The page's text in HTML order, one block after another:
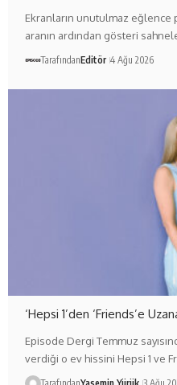
Ekranların unutulmaz eğlence
aranın ardından gösteri
TarafındanEditör 4 Ağu 2026
‘Hepsi 1’den ‘Friends’e
Episode Dergi Temmuz
verdiği o ev hissini Hepsi 1 ve